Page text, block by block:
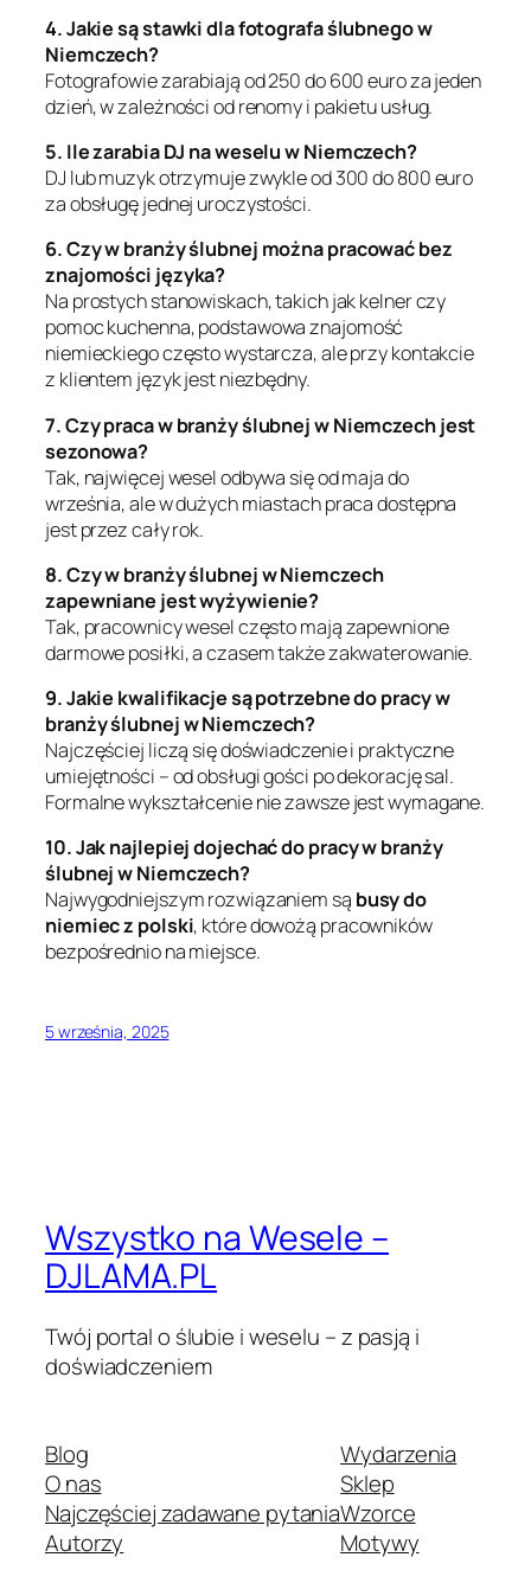
4. Jakie są stawki dla fotografa ślubnego w
Niemczech?
Fotografowie zarabiają od 250 do 600 euro za jeden
dzień, w zależności od renomy i pakietu usług.
5. Ile zarabia DJ na weselu w Niemczech?
DJ lub muzyk otrzymuje zwykle od 300 do 800 euro
za obsługę jednej uroczystości.
6. Czy w branży ślubnej można pracować bez
znajomości języka?
Na prostych stanowiskach, takich jak kelner czy
pomoc kuchenna, podstawowa znajomość
niemieckiego często wystarcza, ale przy kontakcie
z klientem język jest niezbędny.
7. Czy praca w branży ślubnej w Niemczech jest
sezonowa?
Tak, najwięcej wesel odbywa się od maja do
września, ale w dużych miastach praca dostępna
jest przez cały rok.
8. Czy w branży ślubnej w Niemczech
zapewniane jest wyżywienie?
Tak, pracownicy wesel często mają zapewnione
darmowe posiłki, a czasem także zakwaterowanie.
9. Jakie kwalifikacje są potrzebne do pracy w
branży ślubnej w Niemczech?
Najczęściej liczą się doświadczenie i praktyczne
umiejętności – od obsługi gości po dekorację sal.
Formalne wykształcenie nie zawsze jest wymagane.
10. Jak najlepiej dojechać do pracy w branży
ślubnej w Niemczech?
Najwygodniejszym rozwiązaniem są busy do
niemiec z polski, które dowożą pracowników
bezpośrednio na miejsce.
5 września, 2025
Wszystko na Wesele –
DJLAMA.PL
Twój portal o ślubie i weselu – z pasją i
doświadczeniem
Blog
O nas
Najczęściej zadawane pytania
Autorzy
Wydarzenia
Sklep
Wzorce
Motywy